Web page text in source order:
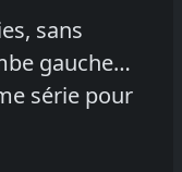
sans
gauche…
série pour